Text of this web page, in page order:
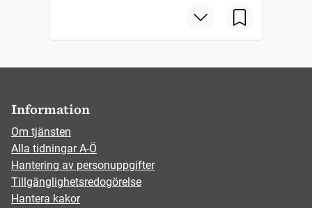
Information
Om tjänsten
Alla tidningar A-Ö
Hantering av personuppgifter
Tillgänglighetsredogörelse
Hantera kakor